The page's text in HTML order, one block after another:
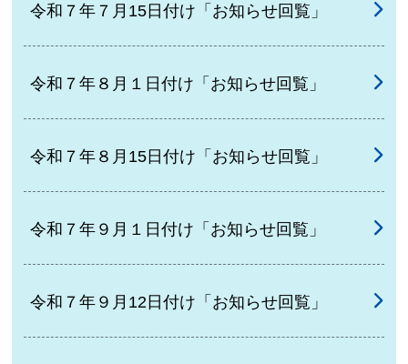
令和７年７月15日付け「お知らせ回覧」
令和７年８月１日付け「お知らせ回覧」
令和７年８月15日付け「お知らせ回覧」
令和７年９月１日付け「お知らせ回覧」
令和７年９月12日付け「お知らせ回覧」